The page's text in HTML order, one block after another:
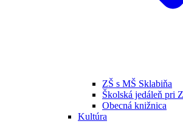
ZŠ s MŠ Sklabiňa
Školská jedáleň pri
Obecná knižnica
Kultúra